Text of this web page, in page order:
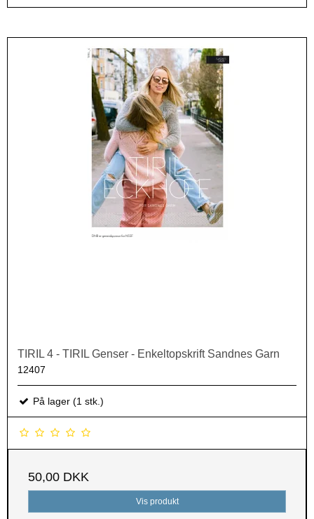
TIRIL 4 - TIRIL Genser - Enkeltopskrift Sandnes Garn
12407
På lager (1 stk.)
50,00 DKK
Vis produkt